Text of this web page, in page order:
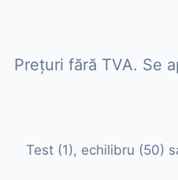
Prețuri fără TVA. Se
Test (1), echilibru (50)